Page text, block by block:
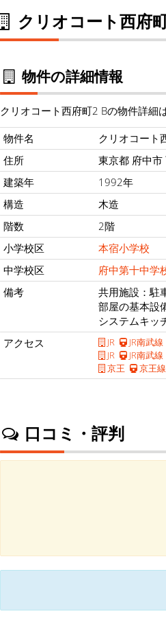
クリオコート西府
物件の詳細情報
クリオコート西府町2 Bの物件詳細
物件名
クリオコート
住所
東京都 府中市
建築年
1992年
構造
木造
階数
2階
小学校区
本宿小学校
中学校区
府中第十中学
備考
共用施設：駐
部屋の基本設
システムキッ
アクセス
JR JR南武線
JR
JR南武線
京王
京王線
口コミ・評判